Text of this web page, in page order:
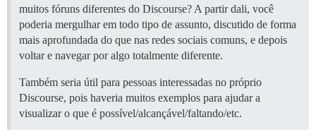
muitos fóruns diferentes do Discourse? A partir dali, você
poderia mergulhar em todo tipo de assunto, discutido de forma
mais aprofundada do que nas redes sociais comuns, e depois
voltar e navegar por algo totalmente diferente.
Também seria útil para pessoas interessadas no próprio
Discourse, pois haveria muitos exemplos para ajudar a
visualizar o que é possível/alcançável/faltando/etc.